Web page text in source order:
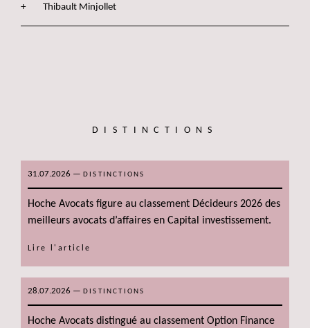
Thibault Minjollet
DISTINCTIONS
31.07.2026 — DISTINCTIONS
Hoche Avocats figure au classement Décideurs 2026 des
meilleurs avocats d’affaires en Capital investissement.
Lire l'article
28.07.2026 — DISTINCTIONS
Hoche Avocats distingué au classement Option Finance